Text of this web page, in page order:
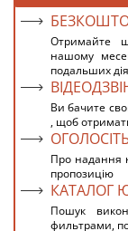
Отримайте
нашому
подальших
Ви бачите
, щоб
Про надання
пропозицію
КАТАЛОГ
Пошук
фильтрами,